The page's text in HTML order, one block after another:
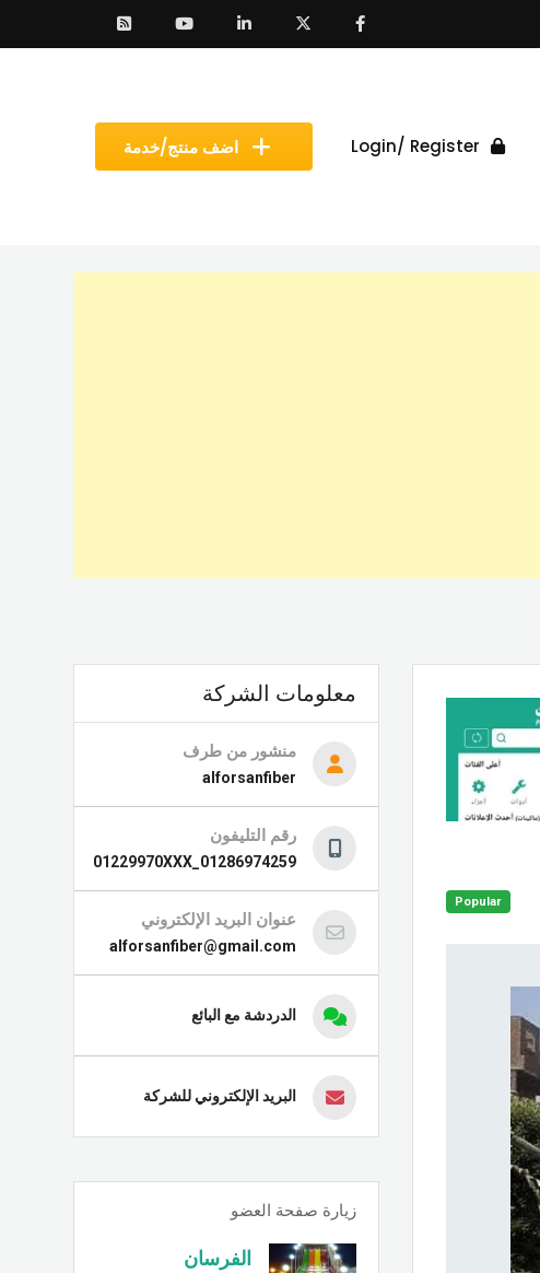
اضف منتج/خدمة Login/ Register
Popular
معلومات الشركة
منشور من طرف
alforsanfiber
رقم التليفون
01286974259_01229970XXX
عنوان البريد الإلكتروني
alforsanfiber@gmail.com
الدردشة مع البائع
البريد الإلكتروني للشركة
زيارة صفحة العضو
الفرسان